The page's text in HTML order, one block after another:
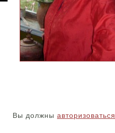
Вы должны авторизоваться